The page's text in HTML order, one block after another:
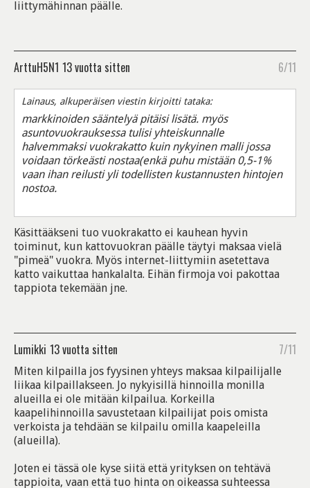
liittymähinnan päälle.
ArttuH5N1 13 vuotta sitten 6/11
Lainaus, alkuperäisen viestin kirjoitti tataka:
markkinoiden sääntelyä pitäisi lisätä. myös
asuntovuokrauksessa tulisi yhteiskunnalle
halvemmaksi vuokrakatto kuin nykyinen malli jossa
voidaan törkeästi nostaa(enkä puhu mistään 0,5-1%
vaan ihan reilusti yli todellisten kustannusten hintojen
nostoa.
Käsittääkseni tuo vuokrakatto ei kauhean hyvin
toiminut, kun kattovuokran päälle täytyi maksaa vielä
"pimeä" vuokra. Myös internet-liittymiin asetettava
katto vaikuttaa hankalalta. Eihän firmoja voi pakottaa
tappiota tekemään jne.
Lumikki 13 vuotta sitten 7/11
Miten kilpailla jos fyysinen yhteys maksaa kilpailijalle
liikaa kilpaillakseen. Jo nykyisillä hinnoilla monilla
alueilla ei ole mitään kilpailua. Korkeilla
kaapelihinnoilla savustetaan kilpailijat pois omista
verkoista ja tehdään se kilpailu omilla kaapeleilla
(alueilla).
Joten ei tässä ole kyse siitä että yrityksen on tehtävä
tappioita, vaan että tuo hinta on oikeassa suhteessa